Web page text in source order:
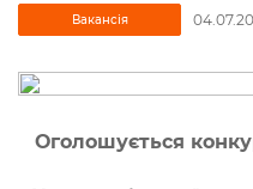
Вакансія
Оголошується